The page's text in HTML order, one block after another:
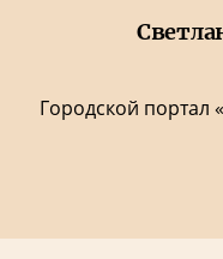
Городской портал